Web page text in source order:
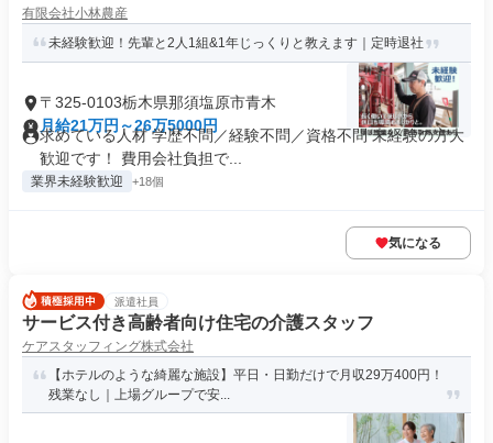
有限会社小林農産
未経験歓迎！先輩と2人1組&1年じっくりと教えます｜定時退社
〒325-0103栃木県那須塩原市青木
月給21万円～26万5000円
求めている人材 学歴不問／経験不問／資格不問 未経験の方大
歓迎です！ 費用会社負担で...
業界未経験歓迎 +18個
気になる
派遣社員
サービス付き高齢者向け住宅の介護スタッフ
ケアスタッフィング株式会社
【ホテルのような綺麗な施設】平日・日勤だけで月収29万400円！
残業なし｜上場グループで安...